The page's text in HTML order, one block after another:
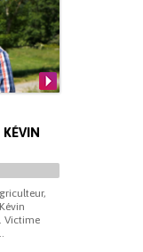
KÉVIN
Victime